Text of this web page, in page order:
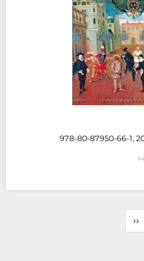
978-80-87950-66-1,
1
››